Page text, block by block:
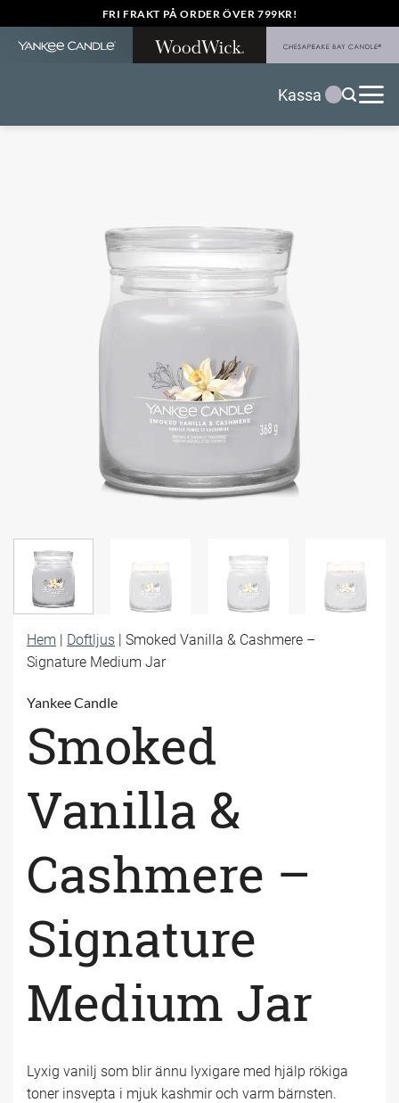
to
content
FRI FRAKT PÅ ORDER ÖVER 799KR!
Kassa
Hem | Doftljus | Smoked Vanilla & Cashmere –
Signature Medium Jar
Yankee Candle
Smoked
Vanilla &
Cashmere –
Signature
Medium Jar
Lyxig vanilj som blir ännu lyxigare med hjälp rökiga
toner insvepta i mjuk kashmir och varm bärnsten.